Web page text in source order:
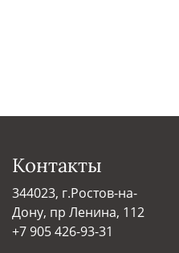
Контакты
344023, г.Ростов-на-
Дону, пр Ленина, 112
+7 905 426-93-31